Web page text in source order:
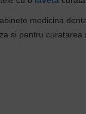
medicina
si pentru curatarea